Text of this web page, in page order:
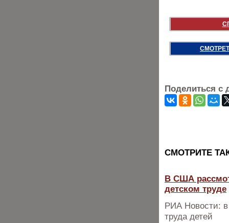
Поделиться с
CМОТРИТЕ
В США
детском труде
РИА Новости: в
труда детей